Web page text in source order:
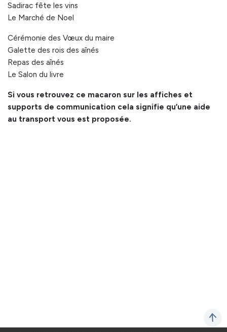
Sadirac fête les vins
Le Marché de Noel
Cérémonie des Vœux du maire
Galette des rois des aînés
Repas des aînés
Le Salon du livre
Si vous retrouvez ce macaron sur les affiches et
supports de communication cela signifie qu’une aide
au transport vous est proposée.